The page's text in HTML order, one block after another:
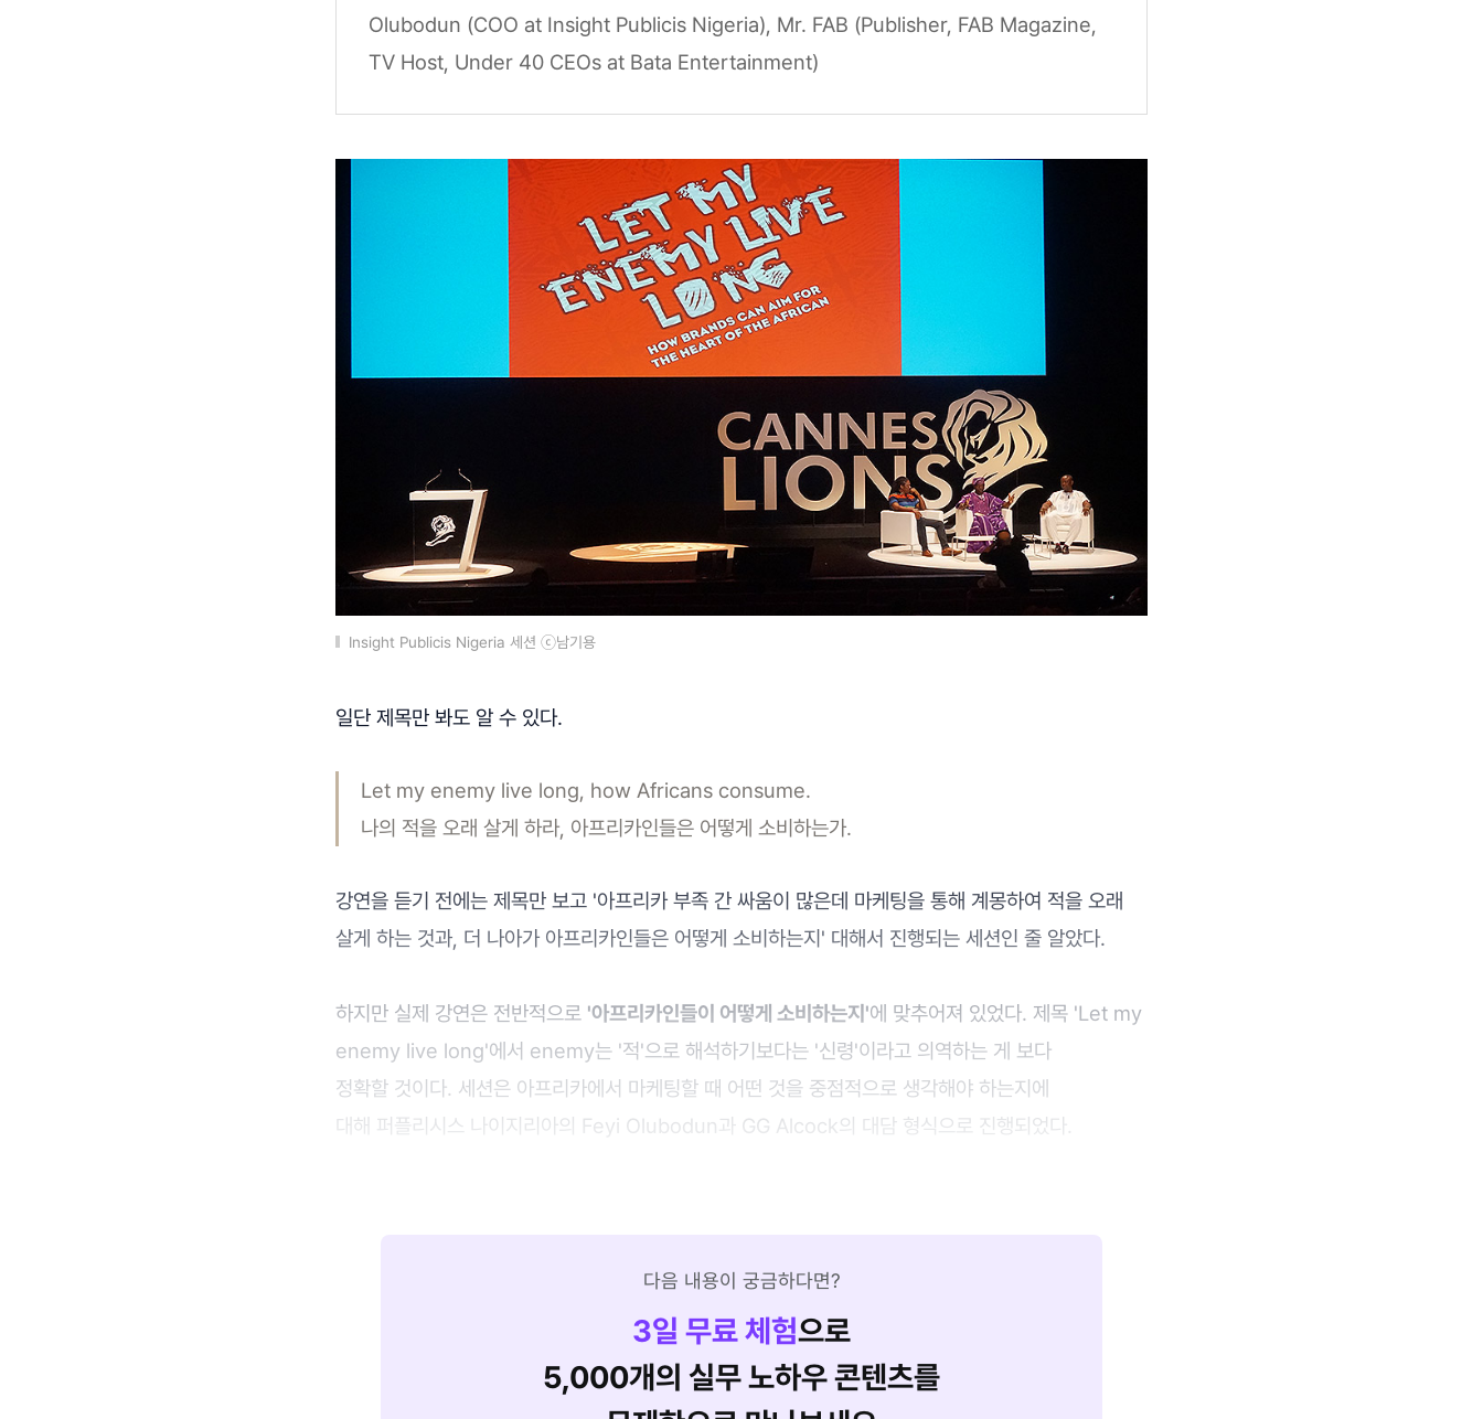
Olubodun (COO at Insight Publicis Nigeria), Mr. FAB (Publisher, FAB Magazine,
TV Host, Under 40 CEOs at Bata Entertainment)
Insight Publicis Nigeria 세션 ⓒ남기용
일단 제목만 봐도 알 수 있다.
Let my enemy live long, how Africans consume.
나의 적을 오래 살게 하라, 아프리카인들은 어떻게 소비하는가.
강연을 듣기 전에는 제목만 보고 '아프리카 부족 간 싸움이 많은데 마케팅을 통해 계몽하여 적을 오래
살게 하는 것과, 더 나아가 아프리카인들은 어떻게 소비하는지' 대해서 진행되는 세션인 줄 알았다.
하지만 실제 강연은 전반적으로 '아프리카인들이 어떻게 소비하는지'에 맞추어져 있었다. 제목 'Let my
enemy live long'에서 enemy는 '적'으로 해석하기보다는 '신령'이라고 의역하는 게 보다
정확할 것이다. 세션은 아프리카에서 마케팅할 때 어떤 것을 중점적으로 생각해야 하는지에
대해 퍼플리시스 나이지리아의 Feyi Olubodun과 GG Alcock의 대담 형식으로 진행되었다.
다음 내용이 궁금하다면?
3일 무료 체험으로
5,000개의 실무 노하우 콘텐츠를